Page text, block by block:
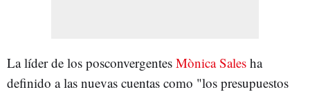
La líder de los posconvergentes Mònica Sales ha
definido a las nuevas cuentas como "los presupuestos